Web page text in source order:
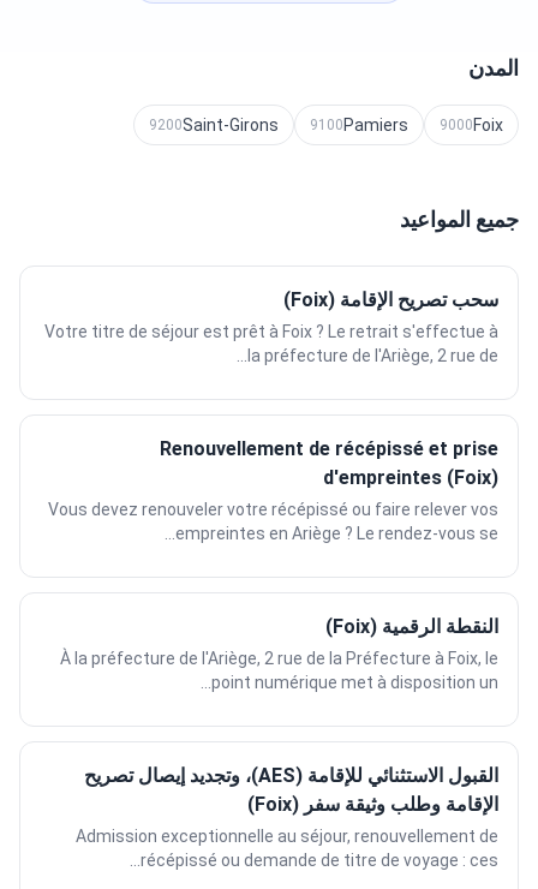
المدن
Foix
9000
Pamiers
9100
Saint-Girons
9200
جميع المواعيد
سحب تصريح الإقامة (Foix)
Votre titre de séjour est prêt à Foix ? Le retrait s'effectue à
la préfecture de l'Ariège, 2 rue de...
Renouvellement de récépissé et prise
d'empreintes (Foix)
Vous devez renouveler votre récépissé ou faire relever vos
empreintes en Ariège ? Le rendez-vous se...
النقطة الرقمية (Foix)
À la préfecture de l'Ariège, 2 rue de la Préfecture à Foix, le
point numérique met à disposition un...
القبول الاستثنائي للإقامة (AES)، وتجديد إيصال تصريح
الإقامة وطلب وثيقة سفر (Foix)
Admission exceptionnelle au séjour, renouvellement de
récépissé ou demande de titre de voyage : ces...